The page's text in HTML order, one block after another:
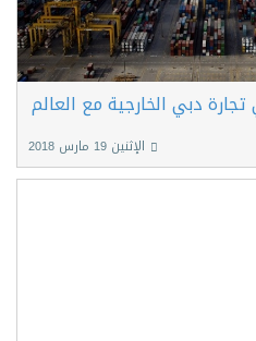
الإثنين 19 مارس 2018